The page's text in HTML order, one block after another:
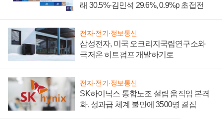
래 30.5%·김민석 29.6%, 0.9%p 초접전
전자·전기·정보통신
삼성전자, 미국 오크리지국립연구소와
극저온 히트펌프 개발하기로
전자·전기·정보통신
SK하이닉스 통합노조 설립 움직임 본격
화, 성과급 체계 불만에 3500명 결집